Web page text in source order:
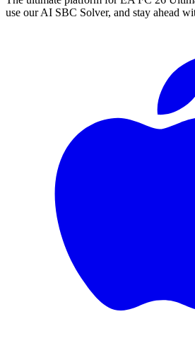
use our AI SBC Solver, and stay ahead